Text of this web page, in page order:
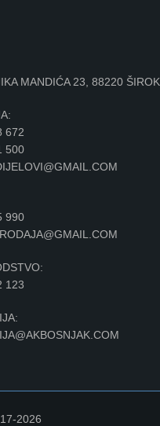
MANDIĆA 23, 88220
672
500
990
123
2026